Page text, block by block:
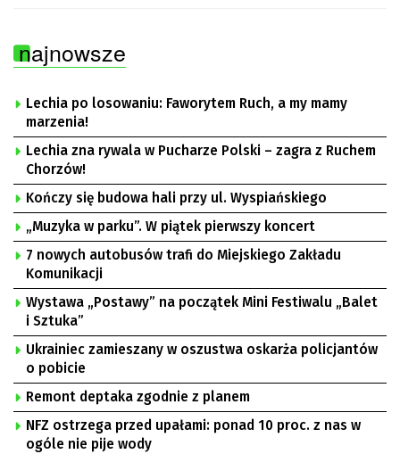
najnowsze
Lechia po losowaniu: Faworytem Ruch, a my mamy
marzenia!
Lechia zna rywala w Pucharze Polski – zagra z Ruchem
Chorzów!
Kończy się budowa hali przy ul. Wyspiańskiego
„Muzyka w parku”. W piątek pierwszy koncert
7 nowych autobusów trafi do Miejskiego Zakładu
Komunikacji
Wystawa „Postawy” na początek Mini Festiwalu „Balet
i Sztuka”
Ukrainiec zamieszany w oszustwa oskarża policjantów
o pobicie
Remont deptaka zgodnie z planem
NFZ ostrzega przed upałami: ponad 10 proc. z nas w
ogóle nie pije wody